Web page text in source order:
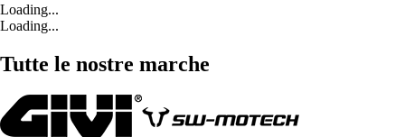
Loading...
Loading...
Tutte le nostre marche